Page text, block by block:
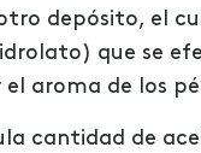
depósito, el
que se
el aroma de los
cantidad de